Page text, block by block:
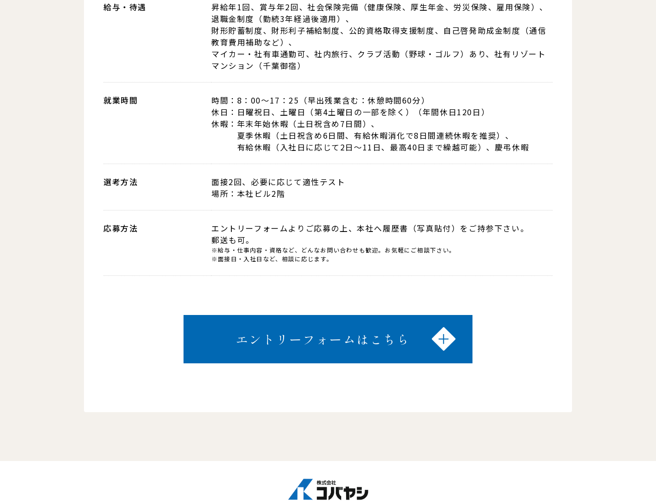
給与・待遇
昇給年1回、賞与年2回、社会保険完備（健康保険、厚生年金、労災保険、雇用保険）、
退職金制度（勤続3年経過後適用）、
財形貯蓄制度、財形利子補給制度、公的資格取得支援制度、自己啓発助成金制度（通信
教育費用補助など）、
マイカー・社有車通勤可、社内旅行、クラブ活動（野球・ゴルフ）あり、社有リゾート
マンション（千葉御宿）
就業時間 時間
8：00～17：25（早出残業含む：休憩時間60分）
休日
日曜祝日、土曜日（第4土曜日の一部を除く）（年間休日120日）
休暇
年末年始休暇（土日祝含め7日間）、
夏季休暇（土日祝含め6日間、有給休暇消化で8日間連続休暇を推奨）、
有給休暇（入社日に応じて2日～11日、最高40日まで繰越可能）、慶弔休暇
選考方法
面接2回、必要に応じて適性テスト
場所：本社ビル2階
応募方法
エントリーフォームよりご応募の上、本社へ履歴書（写真貼付）をご持参下さい。
郵送も可。
※給与・仕事内容・資格など、どんなお問い合わせも歓迎。お気軽にご相談下さい。
※面接日・入社日など、相談に応じます。
エントリーフォームはこちら